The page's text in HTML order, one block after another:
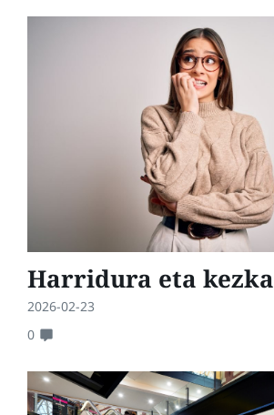
Harridura eta kezka
2026-02-23
0